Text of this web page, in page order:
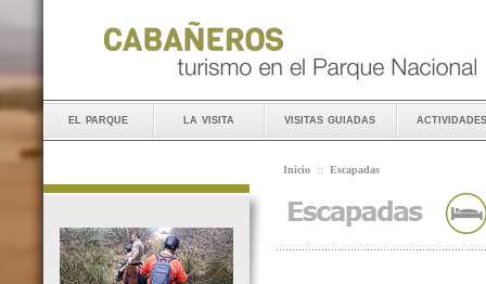
el parque la visita visitas guiadas actividades
Inicio :: Escapadas